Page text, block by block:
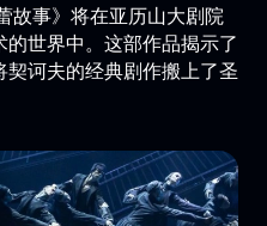
故事》将在亚历山大剧院
世界中。这部作品揭示了
诃夫的经典剧作搬上了圣